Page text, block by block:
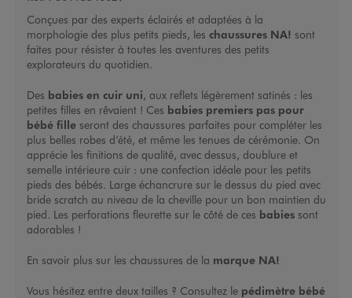
Conçues par des experts éclairés et adaptées à la
morphologie des plus petits pieds, les chaussures NA! sont
faites pour résister à toutes les aventures des petits
explorateurs du quotidien.
Des babies en cuir uni, aux reflets légèrement satinés : les
petites filles en rêvaient ! Ces babies premiers pas pour
bébé filleseront des chaussures parfaites pour compléter les
plus belles robes d’été, et même les tenues de cérémonie. On
apprécie les finitions de qualité, avec dessus, doublure et
semelle intérieure cuir : une confection idéale pour les petits
pieds des bébés. Large échancrure sur le dessus du pied avec
bride scratch au niveau de la cheville pour un bon maintien du
pied. Les perforations fleurette sur le côté de ces babiessont
adorables !
En savoir plus sur les chaussures de la marque NA!
Vous hésitez entre deux tailles ? Consultez le pédimètre bébé